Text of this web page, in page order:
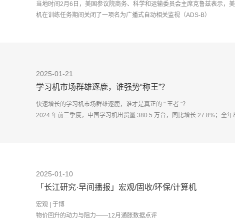
当地时间2月6日，美国参议院商务、科学和运输委员会主席克鲁兹表示，
机在训练任务期间关闭了一项名为广播式自动相关监视（ADS-B）
2025-01-21
学习机市场群雄逐鹿，谁强势“称王”？
快速增长的学习机市场群雄逐鹿，谁才是真正的 " 王者 "？
2024 年前三季度，中国学习机出货量 380.5 万台，同比增长 27.8%；全年
2025-01-10
「长江研究·早间播报」宏观/固收/环保/计算机
宏观 | 于博
物价回升的动力与阻力——12月通胀数据点评